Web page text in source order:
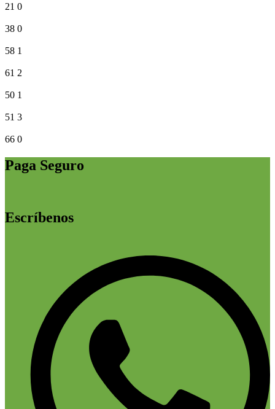
21 0
38 0
58 1
61 2
50 1
51 3
66 0
Paga Seguro
Escríbenos